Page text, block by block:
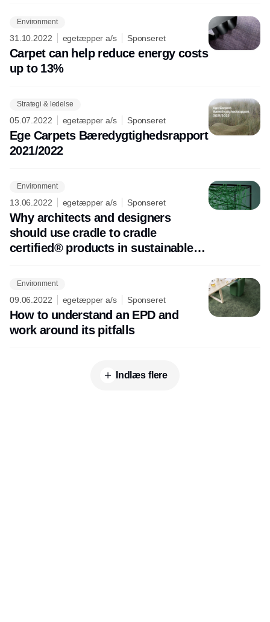
Environment
31.10.2022 egetæpper a/s Sponseret
Carpet can help reduce energy costs
up to 13%
Strategi & ledelse
05.07.2022 egetæpper a/s Sponseret
Ege Carpets Bæredygtighedsrapport
2021/2022
Environment
13.06.2022 egetæpper a/s Sponseret
Why architects and designers
should use cradle to cradle
certified® products in sustainable
Environment
09.06.2022 egetæpper a/s Sponseret
How to understand an EPD and
work around its pitfalls
Indlæs flere